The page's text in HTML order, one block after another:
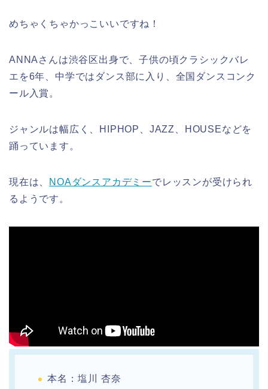
めちゃくちゃかっこいいですね！
ANNAさんは渋谷区出身で、子供の頃クラシックバレ
エを6年、中学ではダンス部に入り、全国ダンスコンク
ール入賞。
ジャンルは幅広く、HIPHOP、JAZZ、HOUSEなどを
踊っています。
現在は、 NOAダンスアカデミーでレッスンが受けられ
るようです。
本名：塩川 杏奈